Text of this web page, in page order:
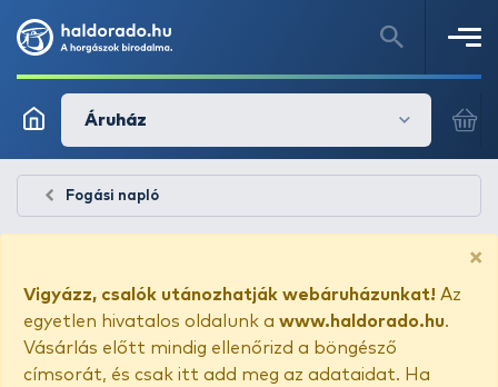
Áruház
Fogási napló
×
Vigyázz, csalók utánozhatják webáruházunkat! Az
egyetlen hivatalos oldalunk a www.haldorado.hu.
Vásárlás előtt mindig ellenőrizd a böngésző
címsorát, és csak itt add meg az adataidat. Ha